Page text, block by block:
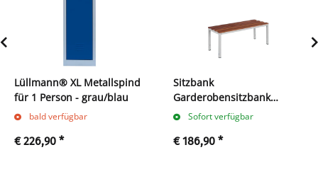
Lüllmann® XL Metallspind
für 1 Person - grau/blau
bald verfügbar
€ 226,90 *
Sitzbank
Garderobensitzbank
Umkleidebank 100 cm
Sofort verfügbar
€ 186,90 *